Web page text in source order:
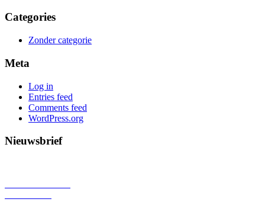
Categories
Zonder categorie
Meta
Log in
Entries feed
Comments feed
WordPress.org
Nieuwsbrief